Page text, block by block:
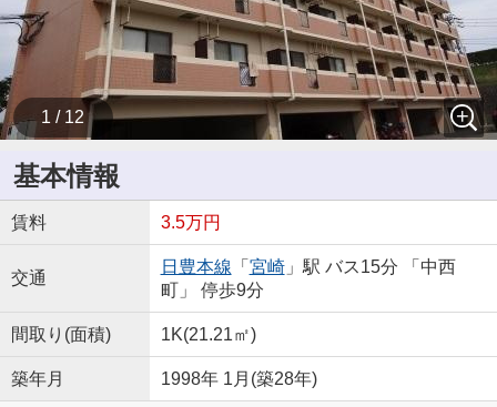
1 / 12
基本情報
賃料 3.5万円
交通
日豊本線 「 宮崎」駅 バス15分 「中西
町」 停歩9分
間取り(面積) 1K(21.21㎡)
築年月 1998年 1月(築28年)